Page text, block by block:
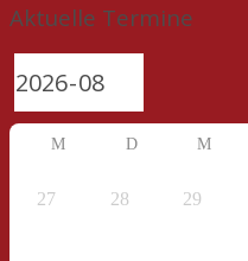
Aktuelle Termine
M D M
27 28 29